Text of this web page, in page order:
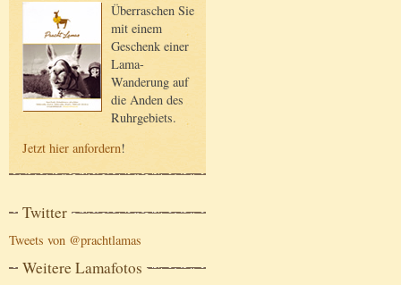
Überraschen Sie
mit einem
Geschenk einer
Lama-
Wanderung auf
die Anden des
Ruhrgebiets.
Jetzt hier anfordern!
Twitter
Tweets von @prachtlamas
Weitere Lamafotos